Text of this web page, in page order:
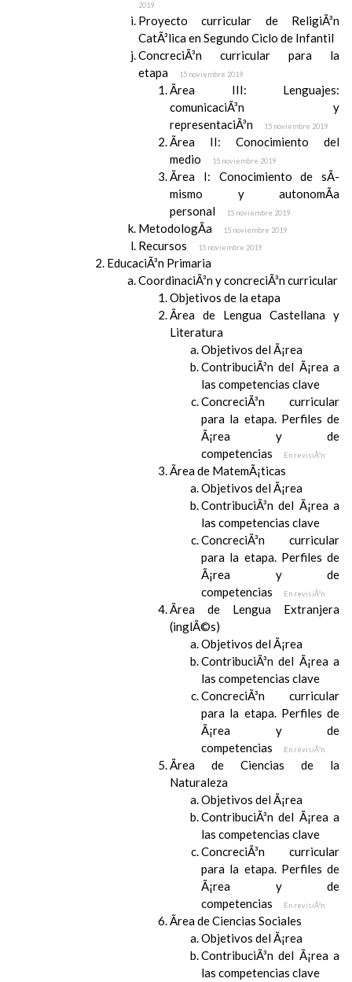
2019
Proyecto curricular de ReligiÃ³n
CatÃ³lica en Segundo Ciclo de Infantil
ConcreciÃ³n curricular para la
etapa
15 noviembre 2019
Ãrea III: Lenguajes:
comunicaciÃ³n y
representaciÃ³n
15 noviembre 2019
Ãrea II: Conocimiento del
medio
15 noviembre 2019
Ãrea I: Conocimiento de sÃ­
mismo y autonomÃ­a
personal
15 noviembre 2019
MetodologÃ­a 15 noviembre 2019
Recursos 15 noviembre 2019
EducaciÃ³n Primaria
CoordinaciÃ³n y concreciÃ³n curricular
Objetivos de la etapa
Ãrea de Lengua Castellana y
Literatura
Objetivos del Ã¡rea
ContribuciÃ³n del Ã¡rea a
las competencias clave
ConcreciÃ³n curricular
para la etapa. Perfiles de
Ã¡rea y de
competencias
En revisiÃ³n
Ãrea de MatemÃ¡ticas
Objetivos del Ã¡rea
ContribuciÃ³n del Ã¡rea a
las competencias clave
ConcreciÃ³n curricular
para la etapa. Perfiles de
Ã¡rea y de
competencias
En revisiÃ³n
Ãrea de Lengua Extranjera
(inglÃ©s)
Objetivos del Ã¡rea
ContribuciÃ³n del Ã¡rea a
las competencias clave
ConcreciÃ³n curricular
para la etapa. Perfiles de
Ã¡rea y de
competencias
En revisiÃ³n
Ãrea de Ciencias de la
Naturaleza
Objetivos del Ã¡rea
ContribuciÃ³n del Ã¡rea a
las competencias clave
ConcreciÃ³n curricular
para la etapa. Perfiles de
Ã¡rea y de
competencias
En revisiÃ³n
Ãrea de Ciencias Sociales
Objetivos del Ã¡rea
ContribuciÃ³n del Ã¡rea a
las competencias clave